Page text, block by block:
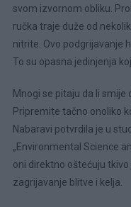
svom izvornom obliku.
ručka traje duže od
nitrite. Ovo podgrijavanje
To su opasna jedinjenja
Mnogi se pitaju da li smije
Pripremite tačno onoliko
Nabaravi potvrdila je u
„Environmental Science
oni direktno oštećuju
zagrijavanje blitve i kelja.